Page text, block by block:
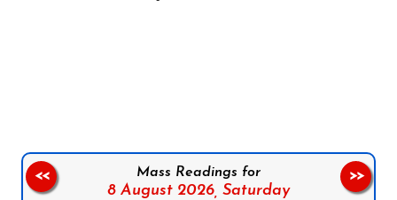
Mass Readings for
8 August 2026, Saturday
<< >>